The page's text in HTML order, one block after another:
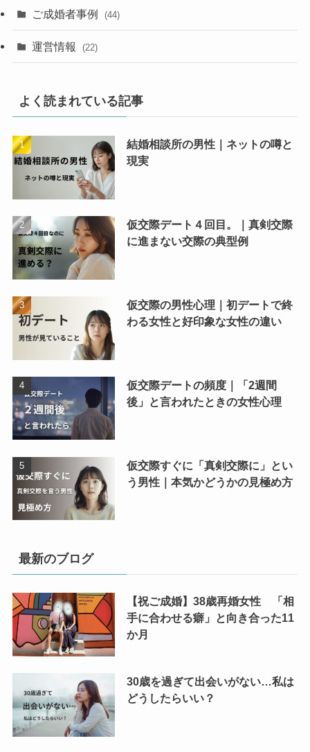
ご成婚者事例 (44)
運営情報 (22)
よく読まれている記事
結婚相談所の男性｜ネットの噂と
現実
仮交際デート４回目。｜真剣交際
に進まない交際の典型例
仮交際の男性心理｜初デートで終
わる女性と好印象な女性の違い
仮交際デートの頻度｜「2週間
後」と言われたときの女性心理
仮交際すぐに「真剣交際に」とい
う男性｜本気かどうかの見極め方
最新のブログ
【祝ご成婚】38歳再婚女性 「相
手に合わせる癖」と向き合った11
か月
30歳を過ぎて出会いがない…私は
どうしたらいい？